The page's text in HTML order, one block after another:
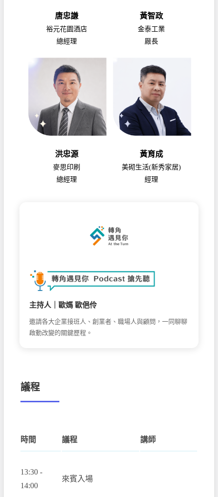
唐忠謙
裕元花園酒店
總經理
黃智政
金泰工業
厰長
洪忠源
麥思印刷
總經理
黃育成
美砌生活(新秀家居)
經理
主持人｜歐媽 歐俋伶
邀請各大企業接班人、創業者、職場人與顧問，一同聊聊
啟動改變的關鍵歷程。
議程
時間 議程 講師
13:30 -
14:00
來賓入場